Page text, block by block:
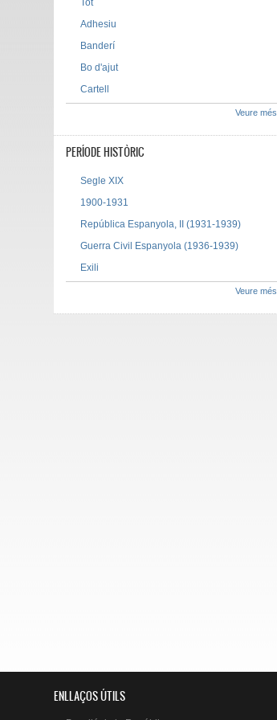
Tot
Adhesiu
Banderí
Bo d'ajut
Cartell
Veure més
PERÍODE HISTÒRIC
Segle XIX
1900-1931
República Espanyola, II (1931-1939)
Guerra Civil Espanyola (1936-1939)
Exili
Veure més
ENLLAÇOS ÚTILS